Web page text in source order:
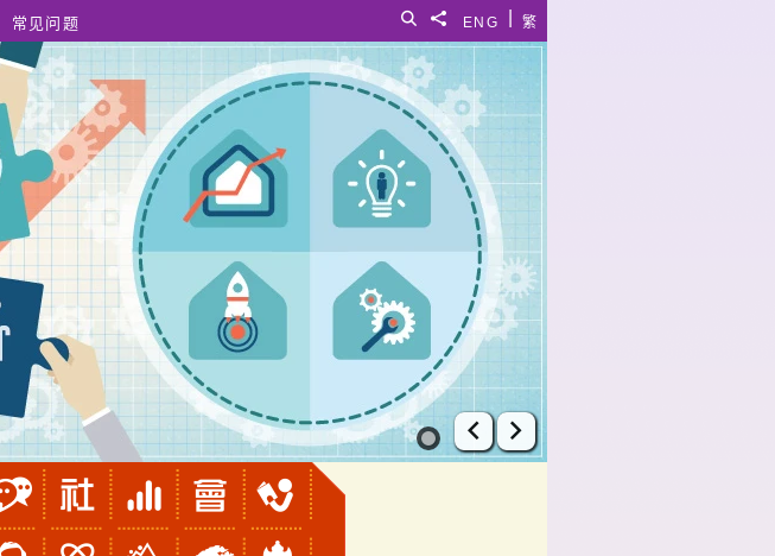
繁
ENG
分享給
搜寻
常见问题
上一张幻灯片
下一张幻灯片